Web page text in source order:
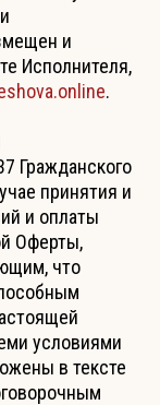
и
Исполнителя,
.
Гражданского
принятия и
и оплаты
Оферты,
что
условиями
в тексте